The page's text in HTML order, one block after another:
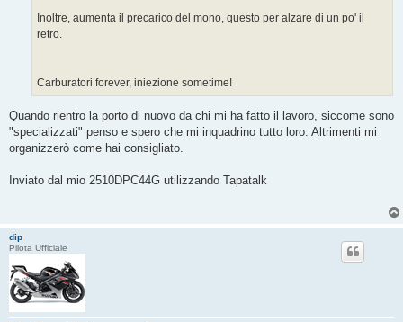
Inoltre, aumenta il precarico del mono, questo per alzare di un po' il
retro.
Carburatori forever, iniezione sometime!
Quando rientro la porto di nuovo da chi mi ha fatto il lavoro, siccome sono
"specializzati" penso e spero che mi inquadrino tutto loro. Altrimenti mi
organizzerò come hai consigliato.
Inviato dal mio 2510DPC44G utilizzando Tapatalk
dip
Pilota Ufficiale